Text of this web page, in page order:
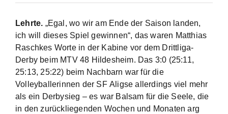
Lehrte. „Egal, wo wir am Ende der Saison landen,
ich will dieses Spiel gewinnen“, das waren Matthias
Raschkes Worte in der Kabine vor dem Drittliga-
Derby beim MTV 48 Hildesheim. Das 3:0 (25:11,
25:13, 25:22) beim Nachbarn war für die
Volleyballerinnen der SF Aligse allerdings viel mehr
als ein Derbysieg – es war Balsam für die Seele, die
in den zurückliegenden Wochen und Monaten arg